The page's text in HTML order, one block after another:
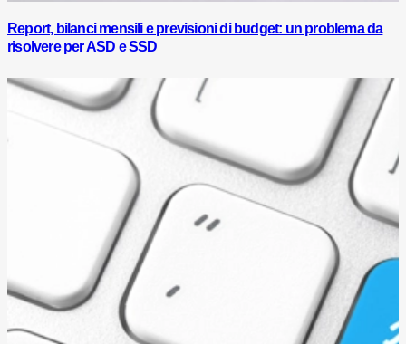
Report, bilanci mensili e previsioni di budget: un problema da
risolvere per ASD e SSD